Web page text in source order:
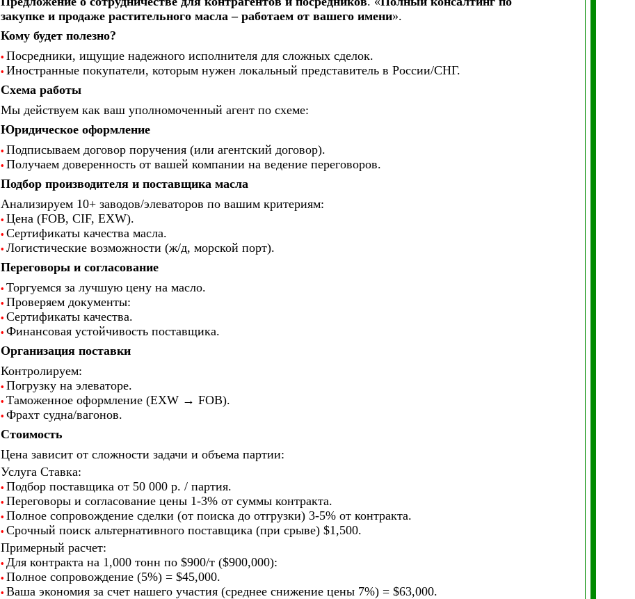
закупке и продаже растительного масла – работаем от вашего имени».
Кому будет полезно?
• Посредники, ищущие надежного исполнителя для сложных сделок.
• Иностранные покупатели, которым нужен локальный представитель в России/СНГ.
Схема работы
Мы действуем как ваш уполномоченный агент по схеме:
Юридическое оформление
• Подписываем договор поручения (или агентский договор).
• Получаем доверенность от вашей компании на ведение переговоров.
Подбор производителя и поставщика масла
Анализируем 10+ заводов/элеваторов по вашим критериям:
• Цена (FOB, CIF, EXW).
• Сертификаты качества масла.
• Логистические возможности (ж/д, морской порт).
Переговоры и согласование
• Торгуемся за лучшую цену на масло.
• Проверяем документы:
• Сертификаты качества.
• Финансовая устойчивость поставщика.
Организация поставки
Контролируем:
• Погрузку на элеваторе.
• Таможенное оформление (EXW → FOB).
• Фрахт судна/вагонов.
Стоимость
Цена зависит от сложности задачи и объема партии:
Услуга Ставка:
• Подбор поставщика от 50 000 р. / партия.
• Переговоры и согласование цены 1-3% от суммы контракта.
• Полное сопровождение сделки (от поиска до отгрузки) 3-5% от контракта.
• Срочный поиск альтернативного поставщика (при срыве) $1,500.
Примерный расчет:
• Для контракта на 1,000 тонн по $900/т ($900,000):
• Полное сопровождение (5%) = $45,000.
• Ваша экономия за счет нашего участия (среднее снижение цены 7%) = $63,000.